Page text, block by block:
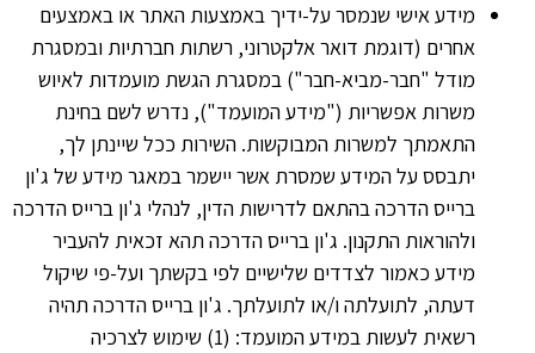
מידע אישי שנמסר על-ידיך באמצעות האתר או באמצעים
אחרים (דוגמת דואר אלקטרוני, רשתות חברתיות ובמסגרת
מודל "חבר-מביא-חבר") במסגרת הגשת מועמדות לאיוש
משרות אפשריות ("מידע המועמד"), נדרש לשם בחינת
התאמתך למשרות המבוקשות. השירות ככל שיינתן לך,
יתבסס על המידע שמסרת אשר יישמר במאגר מידע של ג'ון
ברייס הדרכה בהתאם לדרישות הדין, לנהלי ג'ון ברייס הדרכה
ולהוראות התקנון. ג'ון ברייס הדרכה תהא זכאית להעביר
מידע כאמור לצדדים שלישיים לפי בקשתך ועל-פי שיקול
דעתה, לתועלתה ו/או לתועלתך. ג'ון ברייס הדרכה תהיה
רשאית לעשות במידע המועמד: (1) שימוש לצרכיה